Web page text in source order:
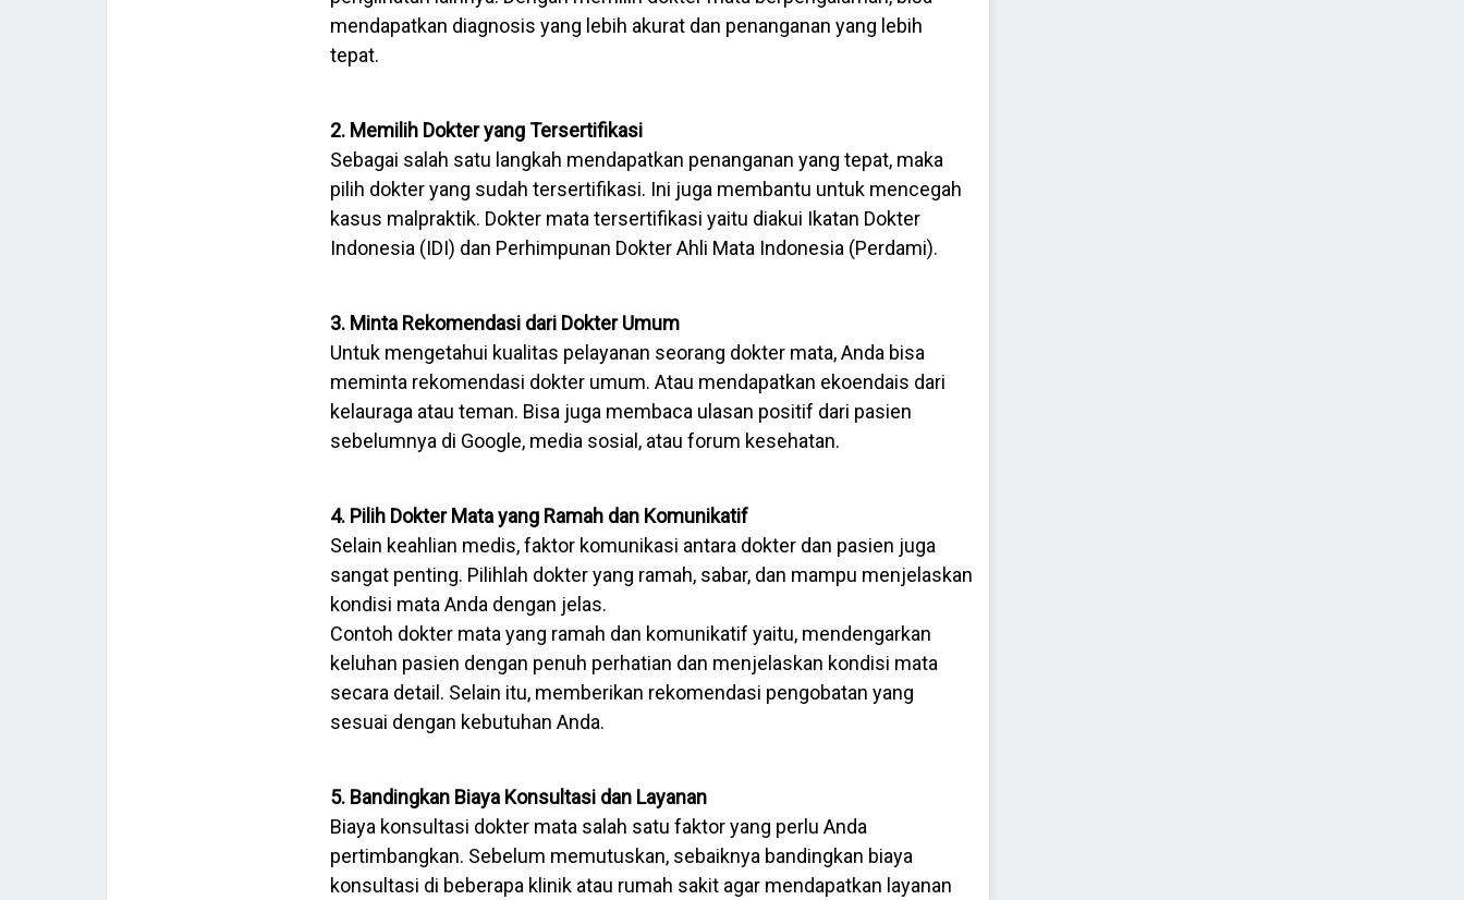
mendapatkan diagnosis yang lebih akurat dan penanganan yang lebih
tepat.
2. Memilih Dokter yang Tersertifikasi
Sebagai salah satu langkah mendapatkan penanganan yang tepat, maka
pilih dokter yang sudah tersertifikasi. Ini juga membantu untuk mencegah
kasus malpraktik. Dokter mata tersertifikasi yaitu diakui Ikatan Dokter
Indonesia (IDI) dan Perhimpunan Dokter Ahli Mata Indonesia (Perdami).
3. Minta Rekomendasi dari Dokter Umum
Untuk mengetahui kualitas pelayanan seorang dokter mata, Anda bisa
meminta rekomendasi dokter umum. Atau mendapatkan ekoendais dari
kelauraga atau teman. Bisa juga membaca ulasan positif dari pasien
sebelumnya di Google, media sosial, atau forum kesehatan.
4. Pilih Dokter Mata yang Ramah dan Komunikatif
Selain keahlian medis, faktor komunikasi antara dokter dan pasien juga
sangat penting. Pilihlah dokter yang ramah, sabar, dan mampu menjelaskan
kondisi mata Anda dengan jelas.
Contoh dokter mata yang ramah dan komunikatif yaitu, mendengarkan
keluhan pasien dengan penuh perhatian dan menjelaskan kondisi mata
secara detail. Selain itu, memberikan rekomendasi pengobatan yang
sesuai dengan kebutuhan Anda.
5. Bandingkan Biaya Konsultasi dan Layanan
Biaya konsultasi dokter mata salah satu faktor yang perlu Anda
pertimbangkan. Sebelum memutuskan, sebaiknya bandingkan biaya
konsultasi di beberapa klinik atau rumah sakit agar mendapatkan layanan